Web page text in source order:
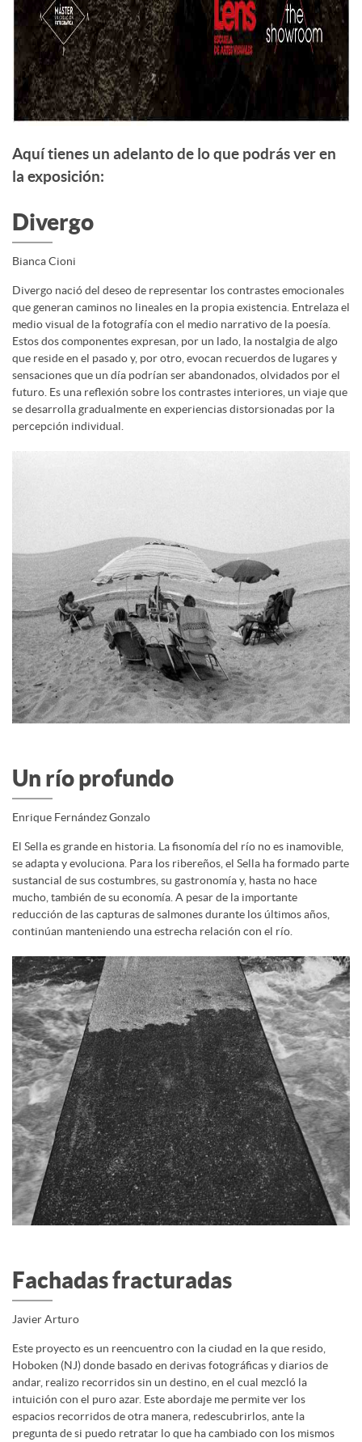
Aquí tienes un adelanto de lo que podrás ver en
la exposición:
Divergo
Bianca Cioni
Divergo nació del deseo de representar los contrastes emocionales
que generan caminos no lineales en la propia existencia. Entrelaza el
medio visual de la fotografía con el medio narrativo de la poesía.
Estos dos componentes expresan, por un lado, la nostalgia de algo
que reside en el pasado y, por otro, evocan recuerdos de lugares y
sensaciones que un día podrían ser abandonados, olvidados por el
futuro. Es una reflexión sobre los contrastes interiores, un viaje que
se desarrolla gradualmente en experiencias distorsionadas por la
percepción individual.
Un río profundo
Enrique Fernández Gonzalo
El Sella es grande en historia. La fisonomía del río no es inamovible,
se adapta y evoluciona. Para los ribereños, el Sella ha formado parte
sustancial de sus costumbres, su gastronomía y, hasta no hace
mucho, también de su economía. A pesar de la importante
reducción de las capturas de salmones durante los últimos años,
continúan manteniendo una estrecha relación con el río.
Fachadas fracturadas
Javier Arturo
Este proyecto es un reencuentro con la ciudad en la que resido,
Hoboken (NJ) donde basado en derivas fotográficas y diarios de
andar, realizo recorridos sin un destino, en el cual mezcló la
intuición con el puro azar. Este abordaje me permite ver los
espacios recorridos de otra manera, redescubrirlos, ante la
pregunta de si puedo retratar lo que ha cambiado con los mismos